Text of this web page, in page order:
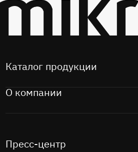
Каталог продукции
О компании
Пресс-центр